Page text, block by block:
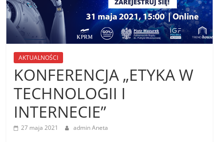
AKTUALNOŚCI
KONFERENCJA „ETYKA W
TECHNOLOGII I
INTERNECIE”
27 maja 2021 admin Aneta